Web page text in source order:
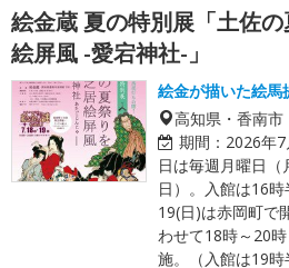
絵金蔵 夏の特別展「土佐
絵屏風 -愛宕神社-」
絵金が描いた絵馬
高知県・香南市
期間： 2026年
日は毎週月曜日
日）。入館は16
19(日)は赤岡町で
わせて18時～20
施。（入館は19時